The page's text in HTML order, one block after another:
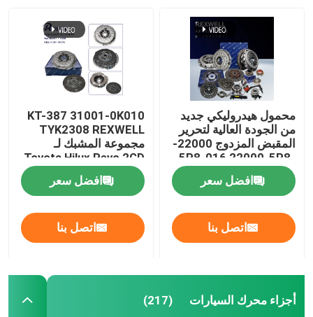
محمول هيدروليكي جديد
من الجودة العالية لتحرير
المقبض المزدوج 22000-
5P8-016 22000-5P8-
036 لـ Honda Vezel
Clutch Kit
220005P8036
افضل سعر
اتصل بنا
KT-387 31001-0K010
TYK2308 REXWELL
مجموعة المشبك لـ
Toyota Hilux Revo 2GD
افضل سعر
اتصل بنا
أجزاء محرك السيارات (217)